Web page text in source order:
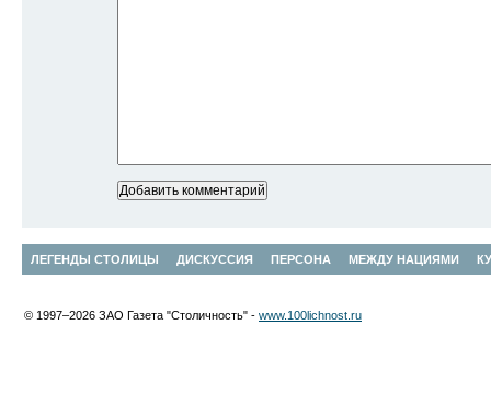
ЛЕГЕНДЫ СТОЛИЦЫ ДИСКУССИЯ ПЕРСОНА МЕЖДУ НАЦИЯМИ
© 1997–2026 ЗАО Газета "Столичность" - www.100lichnost.ru